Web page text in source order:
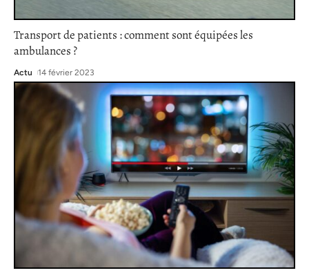
Transport de patients : comment sont équipées les
ambulances ?
Actu 14 février 2023